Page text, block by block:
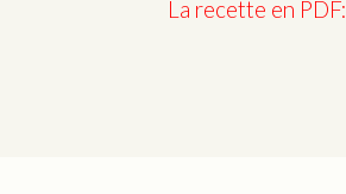
La recette en PDF: